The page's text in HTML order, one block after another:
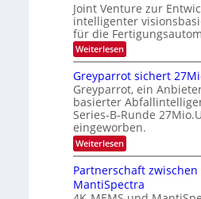
d
s
n
H
a
l
b
j
a
h
r
t
i
n
d
e
D
A
C
H
-
I
n
d
u
t
K
u
r
s
v
o
n
P
h
o
t
o
n
i
c
s
H
u
Joint Venture zur
intelligenter
für die
Weiterlesen:
M
t
s
u
b
i
s
h
i
E
l
e
Greyparrot sichert
Greyparrot, ein
basierter
Series-B-Runde
eingeworben.
Weiterlesen:
G
r
e
y
Partnerschaft
MantiSpectra